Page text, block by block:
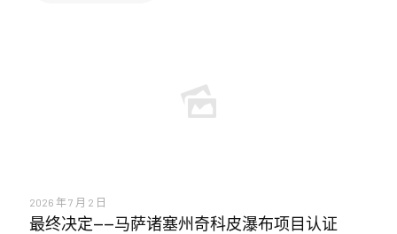
2026 年 7 月 2 日
最终决定——马萨诸塞州奇科皮瀑布项目认证